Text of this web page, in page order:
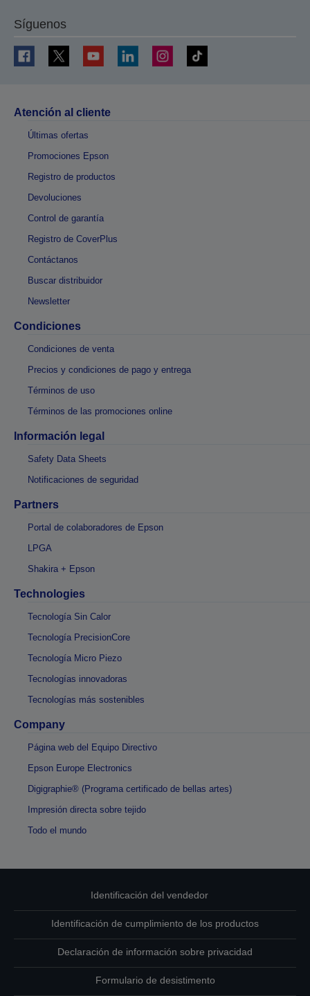
Síguenos
Atención al cliente
Últimas ofertas
Promociones Epson
Registro de productos
Devoluciones
Control de garantía
Registro de CoverPlus
Contáctanos
Buscar distribuidor
Newsletter
Condiciones
Condiciones de venta
Precios y condiciones de pago y entrega
Términos de uso
Términos de las promociones online
Información legal
Safety Data Sheets
Notificaciones de seguridad
Partners
Portal de colaboradores de Epson
LPGA
Shakira + Epson
Technologies
Tecnología Sin Calor
Tecnología PrecisionCore
Tecnología Micro Piezo
Tecnologías innovadoras
Tecnologías más sostenibles
Company
Página web del Equipo Directivo
Epson Europe Electronics
Digigraphie® (Programa certificado de bellas artes)
Impresión directa sobre tejido
Todo el mundo
Identificación del vendedor
Identificación de cumplimiento de los productos
Declaración de información sobre privacidad
Formulario de desistimento